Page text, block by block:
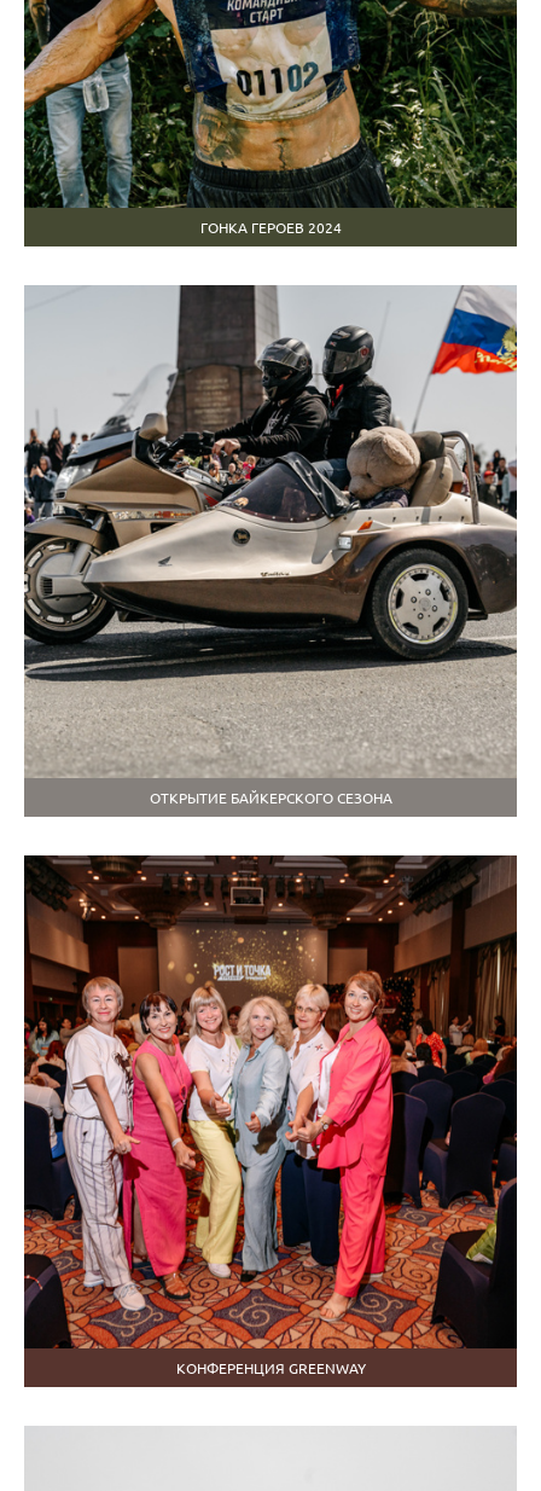
ГОНКА ГЕРОЕВ 2024
ОТКРЫТИЕ БАЙКЕРСКОГО СЕЗОНА
КОНФЕРЕНЦИЯ GREENWAY